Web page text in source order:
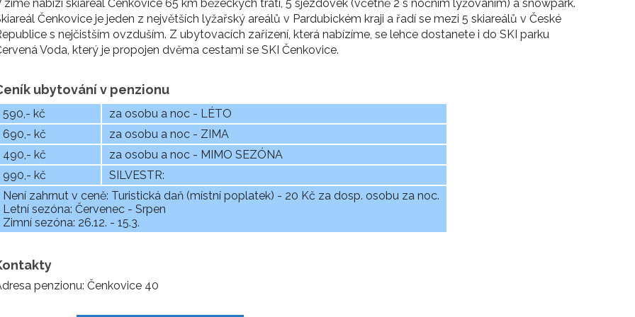
zimě nabízí skiareál Čenkovice 65 km běžeckých tratí, 5 sjezdovek (včetně 2 s nočním lyžováním) a snowpark.
Čenkovice je jeden z největších lyžařský areálů v Pardubickém kraji a řadí se mezi 5 skiareálů v České
s nejčistším ovzduším. Z ubytovacích zařízení, která nabízíme, se lehce dostanete i do SKI parku
Voda, který je propojen dvěma cestami se SKI Čenkovice.
ubytování v penzionu
590,- kč
za osobu a noc - LÉTO
690,- kč
za osobu a noc - ZIMA
490,- kč
za osobu a noc - MIMO SEZÓNA
990,- kč
SILVESTR:
Není zahrnut v ceně: Turistická daň (místní poplatek) - 20 Kč za dosp. osobu za noc.
Letní sezóna: Červenec - Srpen
Zimní sezóna: 26.12. - 15.3.
penzionu: Čenkovice 40